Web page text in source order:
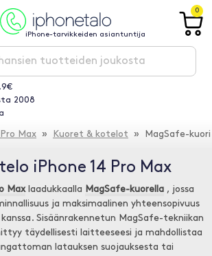
iPhone-tarvikkeiden asiantuntija
0
2008
Max » Kuoret & kotelot » MagSafe-kuori
iPhone 14 Pro Max
Maxlaadukkaalla MagSafe-kuorella , jossa
ja maksimaalinen yhteensopivuus
Sisäänrakennetun MagSafe-tekniikan
täydellisesti laitteeseesi ja mahdollistaa
latauksen suojauksesta tai